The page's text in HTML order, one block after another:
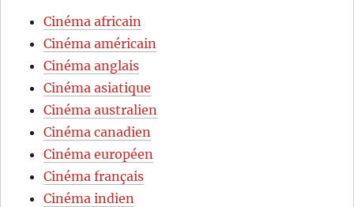
Cinéma africain
Cinéma américain
Cinéma anglais
Cinéma asiatique
Cinéma australien
Cinéma canadien
Cinéma européen
Cinéma français
Cinéma indien